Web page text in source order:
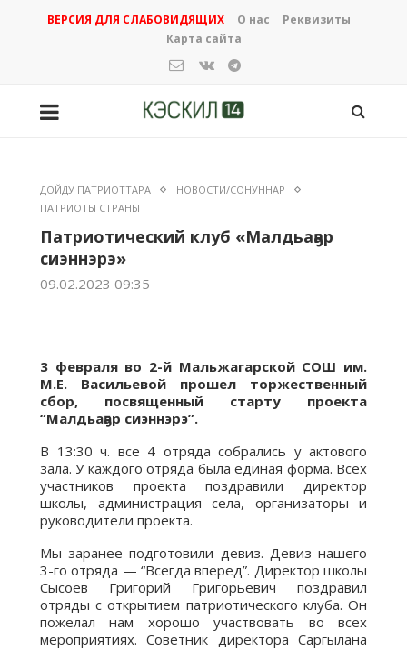
ВЕРСИЯ ДЛЯ СЛАБОВИДЯЩИХ О нас
Реквизиты
Карта сайта
ДОЙДУ ПАТРИОТТАРА
НОВОСТИ/СОНУННАР
ПАТРИОТЫ СТРАНЫ
Патриотический клуб «Малдьаҕар
сиэннэрэ»
09.02.2023 09:35
3 февраля во 2-й Мальжагарской СОШ им.
М.Е. Васильевой прошел торжественный
сбор, посвященный старту проекта
“Малдьаҕар сиэннэрэ”.
В 13:30 ч. все 4 отряда собрались у актового
зала. У каждого отряда была единая форма. Всех
участников проекта поздравили директор
школы, администрация села, организаторы и
руководители проекта.
Мы заранее подготовили девиз. Девиз нашего
3-го отряда — “Всегда вперед”. Директор школы
Сысоев Григорий Григорьевич поздравил
отряды с открытием патриотического клуба. Он
пожелал нам хорошо участвовать во всех
мероприятиях. Советник директора Саргылана